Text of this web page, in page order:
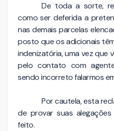
De toda a sorte,
como ser deferida a
nas demais parcelas
posto que os adicionais
indenizatória, uma vez que
pelo contato com
sendo incorreto falarmos
Por cautela, esta
de provar suas
feito.